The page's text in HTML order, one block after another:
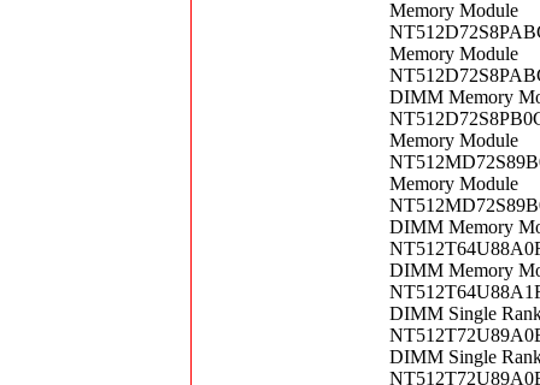
Memory Module
Memory Module
DIMM Memory
Memory Module
Memory Module
DIMM Memory
DIMM Memory
DIMM Single
DIMM Single